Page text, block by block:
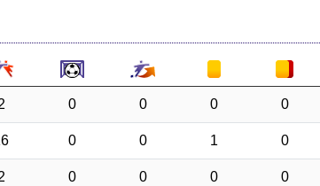
0 0 0 0
0 0 1 0
0 0 0 0